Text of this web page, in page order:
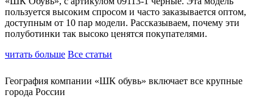
пользуется высоким спросом и часто заказывается оптом,
доступным от 10 пар модели. Рассказываем, почему эти
полуботинки так высоко ценятся покупателями.
читать больше Все статьи
География компании «ШК обувь» включает все крупные
города России